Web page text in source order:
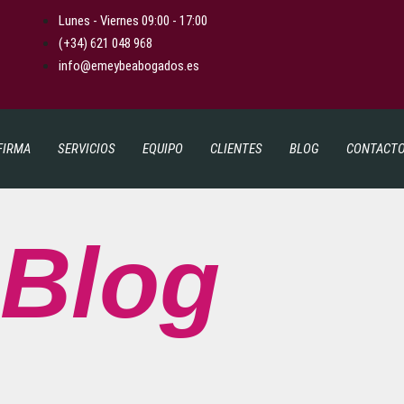
Lunes - Viernes 09:00 - 17:00
(+34) 621 048 968
info@emeybeabogados.es
SERVICIOS EQUIPO CLIENTES BLOG
Blog